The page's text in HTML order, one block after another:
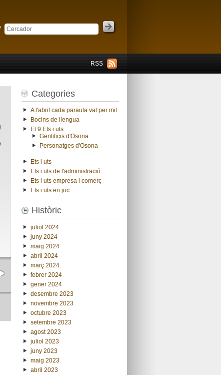
RSS
Categories
A l'abril cada paraula val per mil
Bocins de llengua
El 9 Ets i uts
Gentilicis d'Osona
Personatges d'Osona
Ets i uts
Ets i uts de l'administració
Ets i uts empresa i comerç
Ets i uts en joc
Històric
juliol 2024
juny 2024
maig 2024
abril 2024
març 2024
febrer 2024
gener 2024
desembre 2023
novembre 2023
octubre 2023
setembre 2023
agost 2023
juliol 2023
juny 2023
maig 2023
abril 2023